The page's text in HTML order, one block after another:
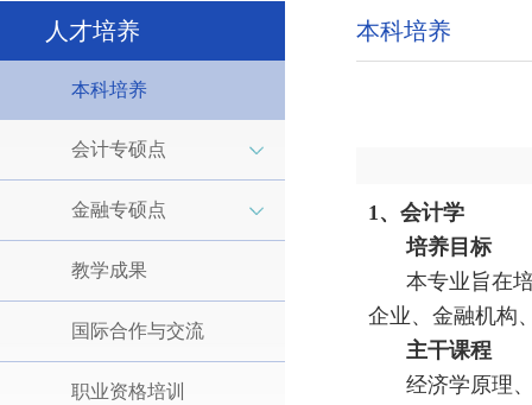
人才培养
本科培养
会计专硕点
金融专硕点
教学成果
国际合作与交流
职业资格培训
本科培养
1、会计学
培养目标
本专业旨在
企业、金融机构
主干课程
经济学原理